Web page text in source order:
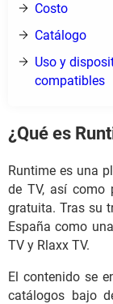
Costo
Catálogo
Uso y
compatibles
¿Qué es
Runtime es una
de TV, así como
gratuita. Tras su
España como
TV y Rlaxx TV.
El contenido se
catálogos bajo